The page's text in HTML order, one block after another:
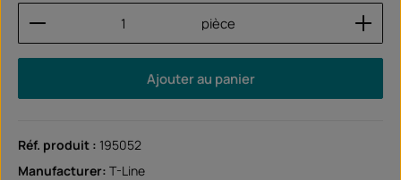
Quantité de produit : Entrez la quantité
pièce
Ajouter au panier
Réf. produit : 195052
Manufacturer: T-Line